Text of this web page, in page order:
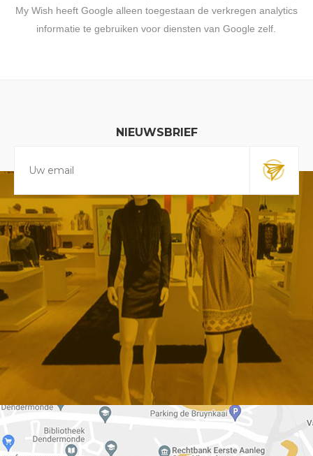
My Wish heeft Google alleen toegestaan de verkregen analytics
informatie te gebruiken voor diensten van Google zelf.
NIEUWSBRIEF